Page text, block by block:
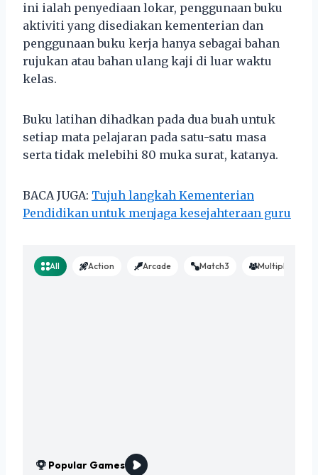
ini ialah penyediaan lokar, penggunaan buku
aktiviti yang disediakan kementerian dan
penggunaan buku kerja hanya sebagai bahan
rujukan atau bahan ulang kaji di luar waktu
kelas.
Buku latihan dihadkan pada dua buah untuk
setiap mata pelajaran pada satu-satu masa
serta tidak melebihi 80 muka surat, katanya.
BACA JUGA: Tujuh langkah Kementerian
Pendidikan untuk menjaga kesejahteraan guru